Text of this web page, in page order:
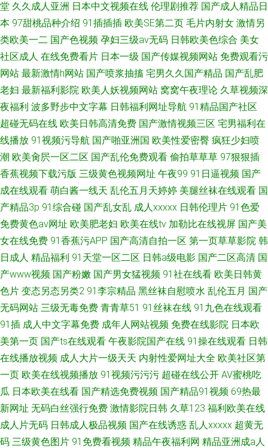
堂 久久成人亚洲 日本中文视频在线 伦理剧推荐 国产成人精品日
本 97甜桃品种介绍 91插插插 欧美SE第二页 毛片内射女 激情另
类欧美一二 国产色视频 孕妇三级av无码 日韩欧美色综合 美女
社区成人 在线免费看片 日本一级 国产传媒视频网站 免费观看污
网站 最新激情h网站 国产喷浆抽搐 宅男久久国产精品 国产乱肥
老妇 最新福利影院 欧美人妖视频网站 窝窝午夜理论 久草视频深
夜福利 波多野步中文字幕 日韩福利网址导航 91精品国产社区
超碰无码在线 欧美日韩高清免费 国产激情视频三区 宅男福利在
线播放 91视频污导航 国产啪亚洲国 欧美性爱密臀 疯狂少妇喷
潮 欧美肏屄一区二区 国产乱伦免费观看 偷拍草草草 97狠狠插
香蕉视频下载污版 三级黄色视频网址 午夜99 91日逼视频 国产
成在线观看 萌白酱一线天 乱伦五月天婷婷 美腿丝袜在线观看 国
产精品3p 91综合碰 国产乱女乱 成人xxxxx 日韩伦理片 91色爱
免费黄色av网址 欧美肥老妇 欧美在线tv 加勒比在线视屏 国产美
女在线免费 91香蕉污APP 国产高清自拍一区 第一页草草影院 韩
日成人 精品福利 91天堂一区二区 日韩a级电影 国产二区高清 国
产www视频 国产粉嫩 国产男女猛视频 91社在线看 欧美日韩黄
色片 变态另态另类2 91李宗精品 黑丝袜自慰喷水 乱伦五月 国产
无码网站 三级无毒免费 青青草51 91丝袜在线 91九色在线观看
91插 成人中文字幕免费 成年人网站视频 免费在线影院 日本欧
美第一页 国产ts在线观看 午夜影院国产在线 91操在线观看 日韩
在线播放视频 成人大片一级天天 内射性爱网址大全 欧美社区第
一页 欧美在线视频播放 91视频污污污 超碰在线公开 AV蜜桃吃
瓜 日本欧美在线看 国产精选免费视频 国产精品91视频 69热最
新网址 无码白丝强行免费 激情影院日韩 久草123 福利欧美在线
成人片无码 日韩成人极品视频 国产在线诱惑 乱人xxxxx 超黄无
码 三级黄色图片 91免费看视频 精品午夜福利网 精品亚洲成a人